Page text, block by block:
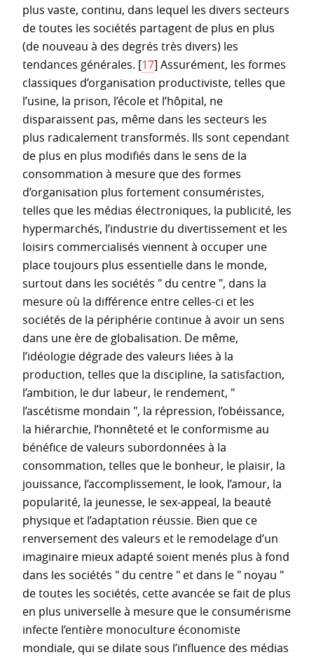
plus vaste, continu, dans lequel les divers secteurs
de toutes les sociétés partagent de plus en plus
(de nouveau à des degrés très divers) les
tendances générales. [17] Assurément, les formes
classiques d’organisation productiviste, telles que
l’usine, la prison, l’école et l’hôpital, ne
disparaissent pas, même dans les secteurs les
plus radicalement transformés. Ils sont cependant
de plus en plus modifiés dans le sens de la
consommation à mesure que des formes
d’organisation plus fortement consuméristes,
telles que les médias électroniques, la publicité, les
hypermarchés, l’industrie du divertissement et les
loisirs commercialisés viennent à occuper une
place toujours plus essentielle dans le monde,
surtout dans les sociétés " du centre ", dans la
mesure où la différence entre celles-ci et les
sociétés de la périphérie continue à avoir un sens
dans une ère de globalisation. De même,
l’idéologie dégrade des valeurs liées à la
production, telles que la discipline, la satisfaction,
l’ambition, le dur labeur, le rendement, "
l’ascétisme mondain ", la répression, l’obéissance,
la hiérarchie, l’honnêteté et le conformisme au
bénéfice de valeurs subordonnées à la
consommation, telles que le bonheur, le plaisir, la
jouissance, l’accomplissement, le look, l’amour, la
popularité, la jeunesse, le sex-appeal, la beauté
physique et l’adaptation réussie. Bien que ce
renversement des valeurs et le remodelage d’un
imaginaire mieux adapté soient menés plus à fond
dans les sociétés " du centre " et dans le " noyau "
de toutes les sociétés, cette avancée se fait de plus
en plus universelle à mesure que le consumérisme
infecte l’entière monoculture économiste
mondiale, qui se dilate sous l’influence des médias